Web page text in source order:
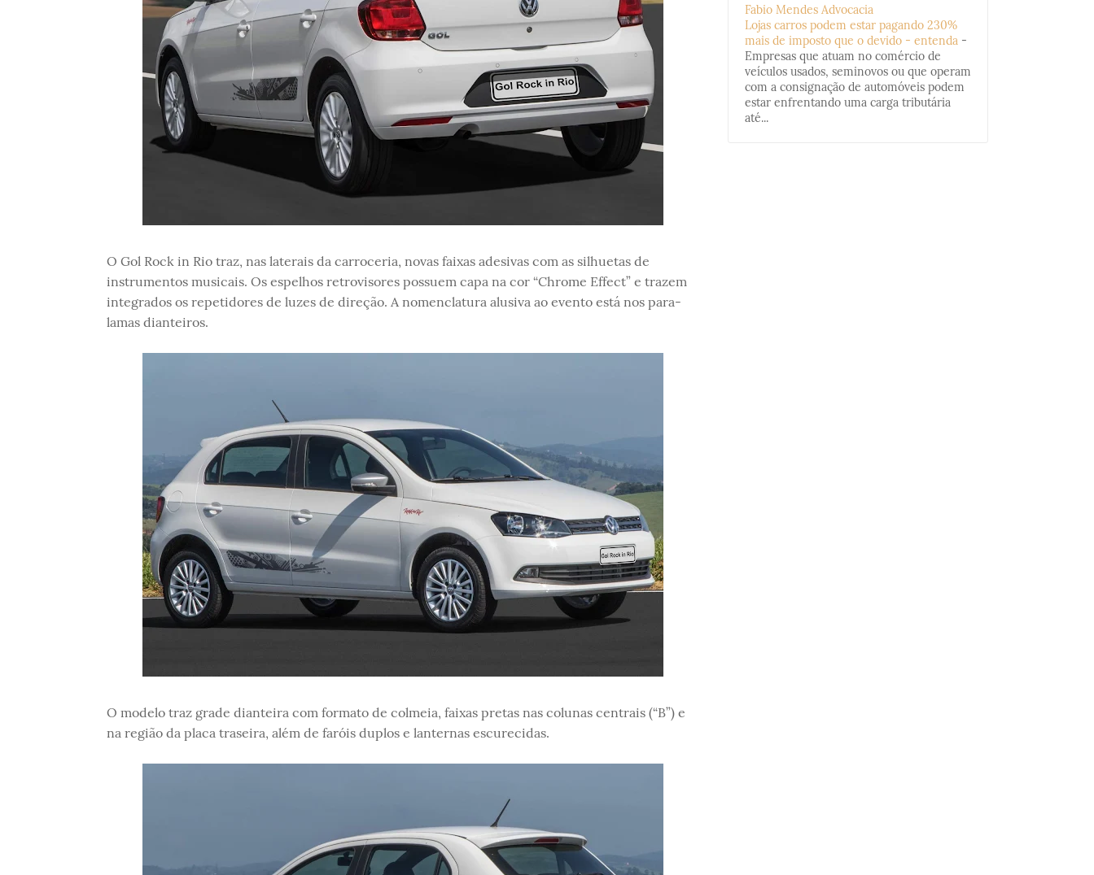
O Gol Rock in Rio traz, nas laterais da carroceria, novas faixas adesivas com as silhuetas de
instrumentos musicais. Os espelhos retrovisores possuem capa na cor “Chrome Effect” e trazem
integrados os repetidores de luzes de direção. A nomenclatura alusiva ao evento está nos para-
lamas dianteiros.
O modelo traz grade dianteira com formato de colmeia, faixas pretas nas colunas centrais (“B”) e
na região da placa traseira, além de faróis duplos e lanternas escurecidas.
Fabio Mendes Advocacia
Lojas carros podem estar pagando 230%
mais de imposto que o devido - entenda -
Empresas que atuam no comércio de
veículos usados, seminovos ou que operam
com a consignação de automóveis podem
estar enfrentando uma carga tributária
até...